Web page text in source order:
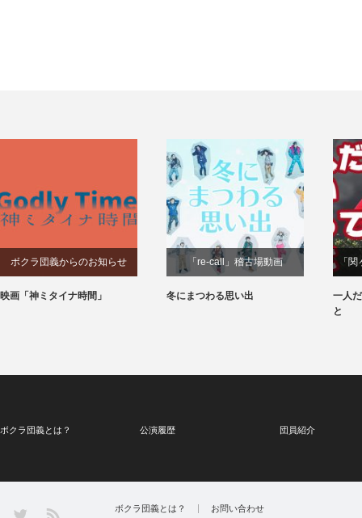
ボクラ団義からのお知らせ
映画「神ミタイナ時間」
「re-call」稽古場動画
冬にまつわる思い出
「
一人
と
ボクラ団義とは？ 公演履歴 団員紹介
Twitter ボクラ団義とは？ お問い合わせ